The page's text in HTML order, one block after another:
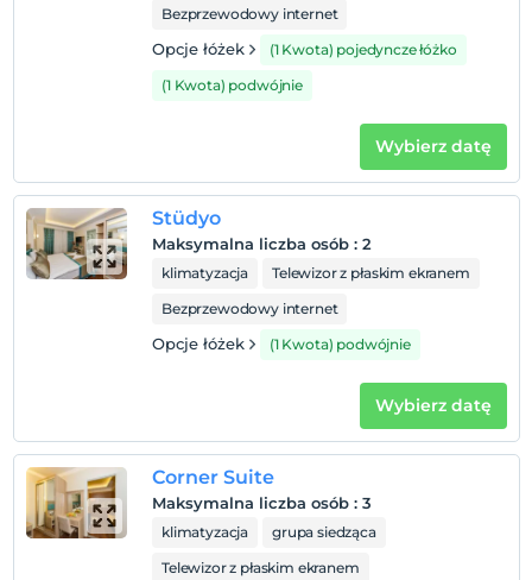
Wymeldować się
Przed 12:00
Zwierzęta
Zwierzęta niedozwolone
Zakaz palenia w pokoju
Niemowlęta do wieku do 2 są bezpłatne.
1 dzieci w wieku poniżej 3 jest/jest bezpłatne za pokój
Bezprzewodowy internet
Opcje łóżek
(1 Kwota) pojedyncze łóżko
(1 Kwota) podwójnie
Wybierz datę
Stüdyo
Maksymalna liczba osób : 2
klimatyzacja
Telewizor z płaskim ekranem
Bezprzewodowy internet
Opcje łóżek (1 Kwota) podwójnie
Wybierz datę
Corner Suite
Maksymalna liczba osób : 3
klimatyzacja
grupa siedząca
Telewizor z płaskim ekranem